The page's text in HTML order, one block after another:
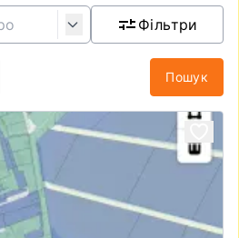
Фільтри
Пошук